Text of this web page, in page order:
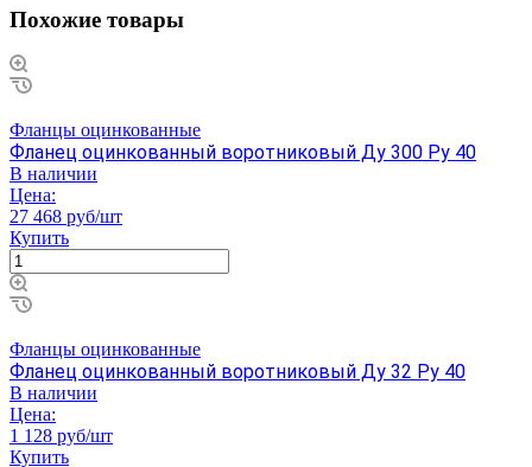
Похожие товары
Фланцы оцинкованные
Фланец оцинкованный воротниковый Ду 300 Ру 40
В наличии
Цена:
27 468 руб/шт
Купить
Фланцы оцинкованные
Фланец оцинкованный воротниковый Ду 32 Ру 40
В наличии
Цена:
1 128 руб/шт
Купить